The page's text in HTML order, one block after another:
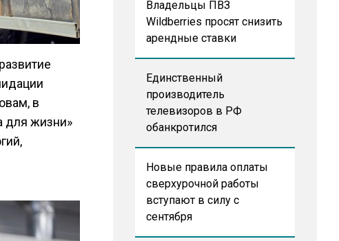
в
для жизни»
Владельцы ПВЗ
Wildberries просят снизить
арендные ставки
Единственный
производитель
телевизоров в РФ
обанкротился
Новые правила оплаты
сверхурочной работы
вступают в силу с
сентября